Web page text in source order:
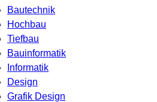
Bautechnik
Hochbau
Tiefbau
Bauinformatik
Informatik
Design
Grafik Design